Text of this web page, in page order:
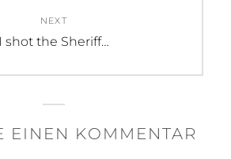
NEXT
Next
I shot the Sheriff…
EINEN KOMMENTAR